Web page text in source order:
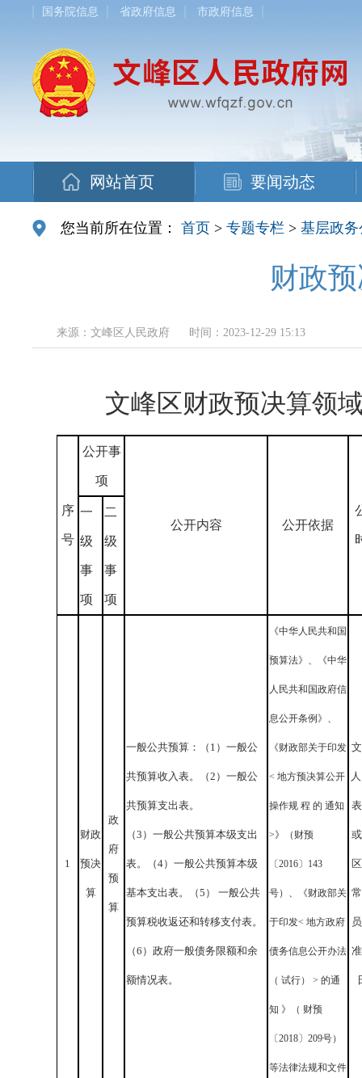
国务院信息 省政府信息 市政府信息
网站首页 要闻动态
您当前所在位置： 首页 > 专题专栏 > 基层政
财政
来源：文峰区人民政府 时间：2023-12-29 15:13
文峰区财政预决算领
序
号
公开事
项
公开内容 公开依据
一
级
事
项
二
级
事
项
1
财政
预决
算
政
府
预
算
一般公共预算：（1）一般公
共预算收入表。（2）一般公
共预算支出表。
（3）一般公共预算本级支出
表。（4）一般公共预算本级
基本支出表。（5） 一般公共
预算税收返还和转移支付表。
（6）政府一般债务限额和余
额情况表。
《中华人民共和国
预算法》、《中华
人民共和国政府信
息公开条例》、
《财政部关于印发
< 地方预决算公开
操作规 程 的 通知
>》（财预
〔2016〕143
号）、《财政部关
于印发< 地方政府
债务信息公开办法
（ 试行） > 的通
知 》（ 财预
〔2018〕209号）
等法律法规和文件